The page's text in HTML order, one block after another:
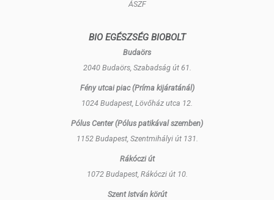
ÁSZF
BIO EGÉSZSÉG BIOBOLT
Budaörs
2040 Budaörs, Szabadság út 61.
Fény utcai piac (Príma kijáratánál)
1024 Budapest, Lövőház utca 12.
Pólus Center (Pólus patikával szemben)
1152 Budapest, Szentmihályi út 131.
Rákóczi út
1072 Budapest, Rákóczi út 10.
Szent István körút